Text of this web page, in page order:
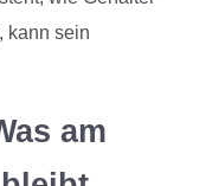
kann sein
am